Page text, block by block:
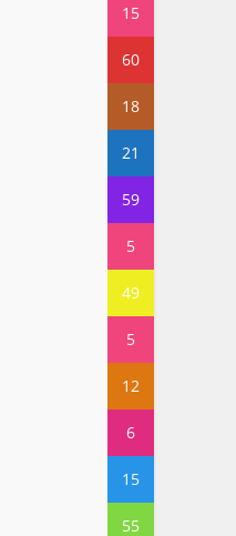
15
60
18
21
59
5
49
5
12
6
15
55